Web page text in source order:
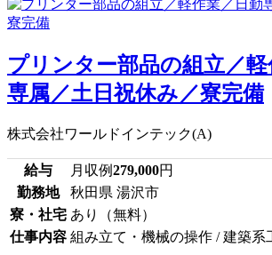
プリンター部品の組立／
専属／土日祝休み／寮完備
株式会社ワールドインテック(A)
給与 月収例279,000円
勤務地
秋田県 湯沢市
寮・社宅 あり（無料）
仕事内容 組み立て・機械の操作 / 建築系